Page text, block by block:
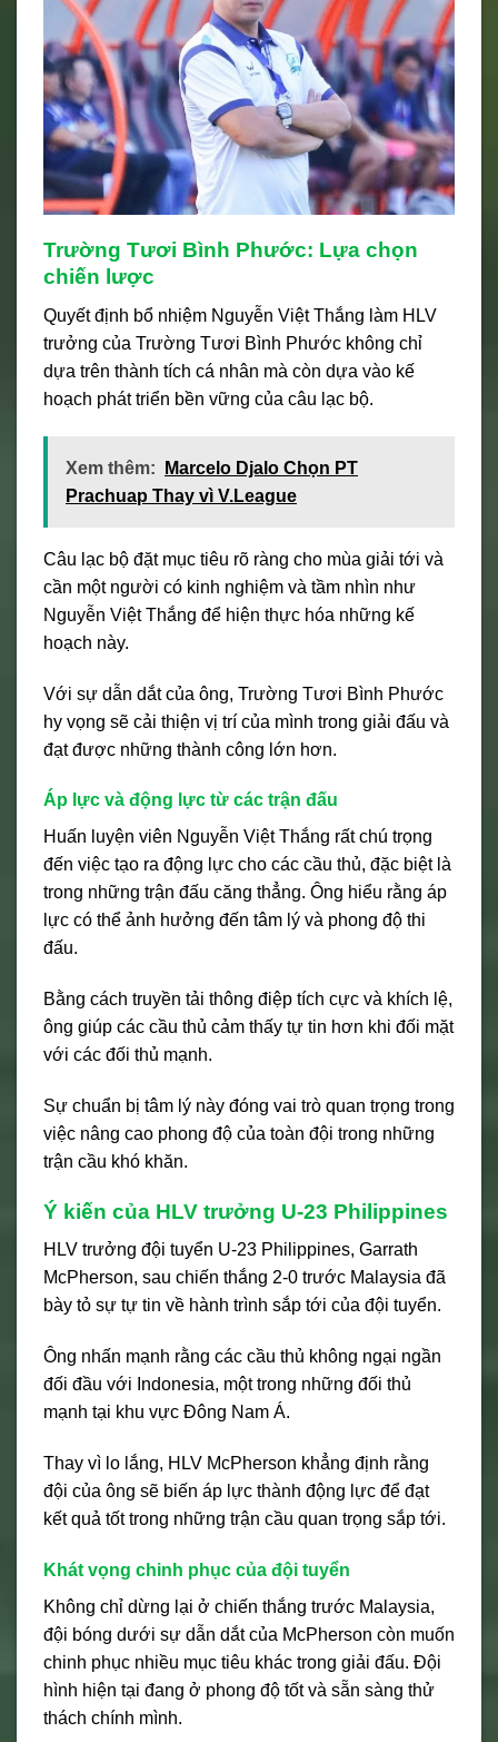
Trường Tươi Bình Phước: Lựa chọn
chiến lược
Quyết định bổ nhiệm Nguyễn Việt Thắng làm HLV
trưởng của Trường Tươi Bình Phước không chỉ
dựa trên thành tích cá nhân mà còn dựa vào kế
hoạch phát triển bền vững của câu lạc bộ.
Xem thêm:
Marcelo Djalo Chọn PT
Prachuap Thay vì V.League
Câu lạc bộ đặt mục tiêu rõ ràng cho mùa giải tới và
cần một người có kinh nghiệm và tầm nhìn như
Nguyễn Việt Thắng để hiện thực hóa những kế
hoạch này.
Với sự dẫn dắt của ông, Trường Tươi Bình Phước
hy vọng sẽ cải thiện vị trí của mình trong giải đấu và
đạt được những thành công lớn hơn.
Áp lực và động lực từ các trận đấu
Huấn luyện viên Nguyễn Việt Thắng rất chú trọng
đến việc tạo ra động lực cho các cầu thủ, đặc biệt là
trong những trận đấu căng thẳng. Ông hiểu rằng áp
lực có thể ảnh hưởng đến tâm lý và phong độ thi
đấu.
Bằng cách truyền tải thông điệp tích cực và khích lệ,
ông giúp các cầu thủ cảm thấy tự tin hơn khi đối mặt
với các đối thủ mạnh.
Sự chuẩn bị tâm lý này đóng vai trò quan trọng trong
việc nâng cao phong độ của toàn đội trong những
trận cầu khó khăn.
Ý kiến của HLV trưởng U-23 Philippines
HLV trưởng đội tuyển U-23 Philippines, Garrath
McPherson, sau chiến thắng 2-0 trước Malaysia đã
bày tỏ sự tự tin về hành trình sắp tới của đội tuyển.
Ông nhấn mạnh rằng các cầu thủ không ngại ngần
đối đầu với Indonesia, một trong những đối thủ
mạnh tại khu vực Đông Nam Á.
Thay vì lo lắng, HLV McPherson khẳng định rằng
đội của ông sẽ biến áp lực thành động lực để đạt
kết quả tốt trong những trận cầu quan trọng sắp tới.
Khát vọng chinh phục của đội tuyển
Không chỉ dừng lại ở chiến thắng trước Malaysia,
đội bóng dưới sự dẫn dắt của McPherson còn muốn
chinh phục nhiều mục tiêu khác trong giải đấu. Đội
hình hiện tại đang ở phong độ tốt và sẵn sàng thử
thách chính mình.